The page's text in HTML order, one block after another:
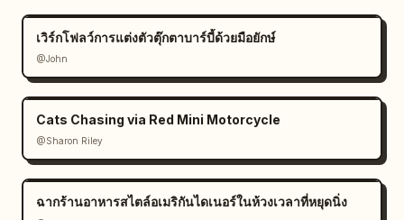
เวิร์กโฟลว์การแต่งตัวตุ๊กตาบาร์บี้ด้วยมือยักษ์
@John
Cats Chasing via Red Mini Motorcycle
@Sharon Riley
ฉากร้านอาหารสไตล์อเมริกันไดเนอร์ในห้วงเวลาที่หยุดนิ่ง